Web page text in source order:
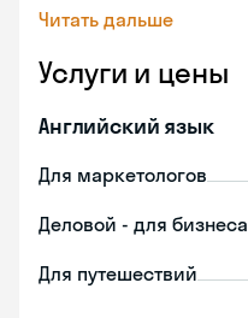
Читать дальше
Услуги и цены
Английский язык
Для маркетологов
Деловой - для бизнеса
Для путешествий